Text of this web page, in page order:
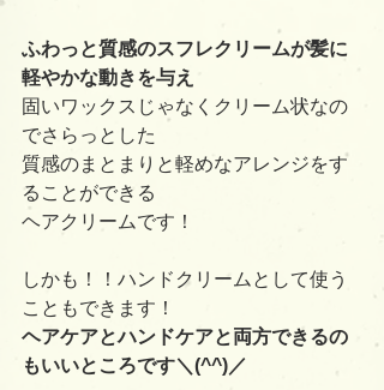
ふわっと質感のスフレクリームが髪に
軽やかな動きを与え
固いワックスじゃなくクリーム状なの
でさらっとした
質感のまとまりと軽めなアレンジをす
ることができる
ヘアクリームです！
しかも！！ハンドクリームとして使う
こともできます！
ヘアケアとハンドケアと両方できるの
もいいところです＼(^^)／